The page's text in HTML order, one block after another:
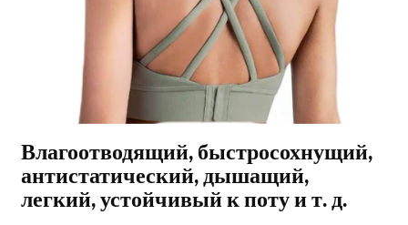
Влагоотводящий, быстросохнущий,
антистатический, дышащий,
легкий, устойчивый к поту и т. д.